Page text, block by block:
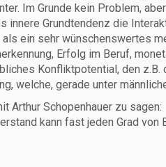
Im Grunde kein Problem,
innere Grundtendenz die
ein sehr wünschenswertes
Erfolg im Beruf,
Konfliktpotential, den
welche, gerade unter
Arthur Schopenhauer zu sagen:
kann fast jeden Grad